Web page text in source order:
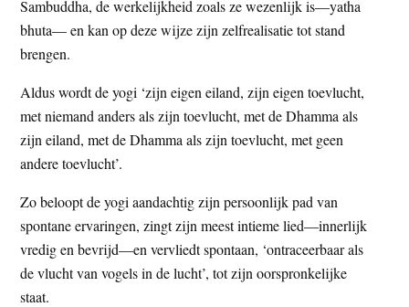
Sambuddha, de werkelijkheid zoals ze wezenlijk is—yatha
bhuta— en kan op deze wijze zijn zelfrealisatie tot stand
brengen.
Aldus wordt de yogi ‘zijn eigen eiland, zijn eigen toevlucht,
met niemand anders als zijn toevlucht, met de Dhamma als
zijn eiland, met de Dhamma als zijn toevlucht, met geen
andere toevlucht’.
Zo beloopt de yogi aandachtig zijn persoonlijk pad van
spontane ervaringen, zingt zijn meest intieme lied—innerlijk
vredig en bevrijd—en vervliedt spontaan, ‘ontraceerbaar als
de vlucht van vogels in de lucht’, tot zijn oorspronkelijke
staat.